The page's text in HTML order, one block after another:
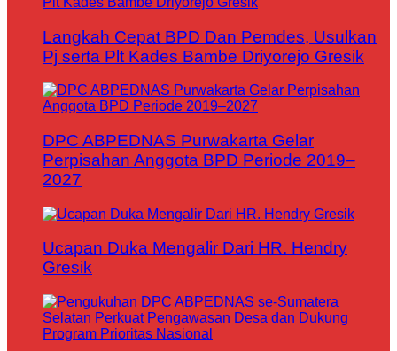
Langkah Cepat BPD Dan Pemdes, Usulkan
Pj serta Plt Kades Bambe Driyorejo Gresik
DPC ABPEDNAS Purwakarta Gelar
Perpisahan Anggota BPD Periode 2019–
2027
Ucapan Duka Mengalir Dari HR. Hendry
Gresik